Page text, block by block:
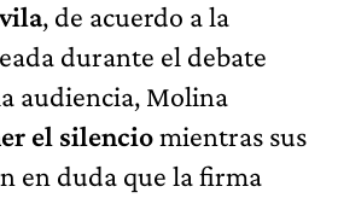
, de acuerdo a la
durante el debate
audiencia, Molina
el silenciomientras sus
en duda que la firma